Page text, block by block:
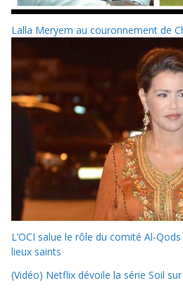
Lalla Meryem au couronnement de
L’OCI salue le rôle du comité Al-
lieux saints
(Vidéo) Netflix dévoile la série Soil